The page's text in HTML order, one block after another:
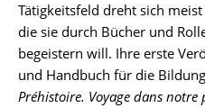
Tätigkeitsfeld dreht sich
die sie durch Bücher und
begeistern will. Ihre erste
und Handbuch für die
Préhistoire. Voyage dans